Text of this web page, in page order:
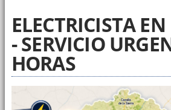
ELECTRICISTA
- SERVICIO
HORAS